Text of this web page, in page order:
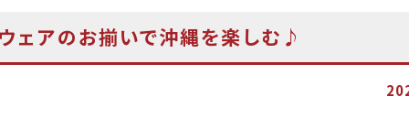
ェアのお揃いで沖縄を楽しむ♪